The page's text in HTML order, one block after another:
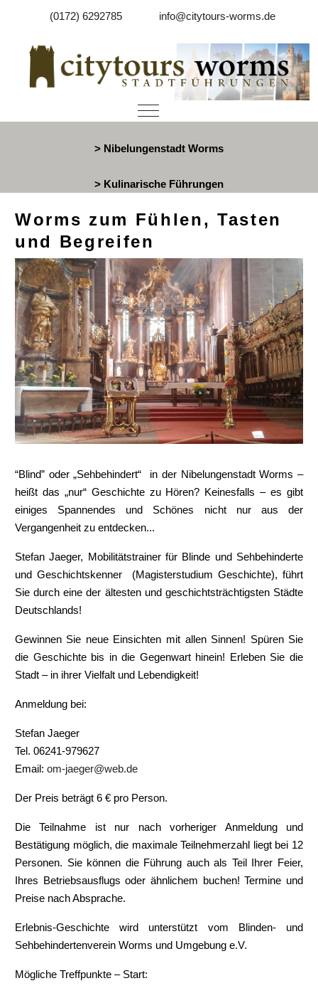
(0172) 6292785 info@citytours-worms.de
Mobile Menu Toggle
> Nibelungenstadt Worms
> Kulinarische Führungen
Worms zum Fühlen, Tasten
und Begreifen
“Blind” oder „Sehbehindert“ in der Nibelungenstadt Worms –
heißt das „nur“ Geschichte zu Hören? Keinesfalls – es gibt
einiges Spannendes und Schönes nicht nur aus der
Vergangenheit zu entdecken...
Stefan Jaeger, Mobilitätstrainer für Blinde und Sehbehinderte
und Geschichtskenner (Magisterstudium Geschichte), führt
Sie durch eine der ältesten und geschichtsträchtigsten Städte
Deutschlands!
Gewinnen Sie neue Einsichten mit allen Sinnen! Spüren Sie
die Geschichte bis in die Gegenwart hinein! Erleben Sie die
Stadt – in ihrer Vielfalt und Lebendigkeit!
Anmeldung bei:
Stefan Jaeger
Tel. 06241-979627
Email: om-jaeger@web.de
Der Preis beträgt 6 € pro Person.
Die Teilnahme ist nur nach vorheriger Anmeldung und
Bestätigung möglich, die maximale Teilnehmerzahl liegt bei 12
Personen. Sie können die Führung auch als Teil Ihrer Feier,
Ihres Betriebsausflugs oder ähnlichem buchen! Termine und
Preise nach Absprache.
Erlebnis-Geschichte wird unterstützt vom Blinden- und
Sehbehindertenverein Worms und Umgebung e.V.
Mögliche Treffpunkte – Start: